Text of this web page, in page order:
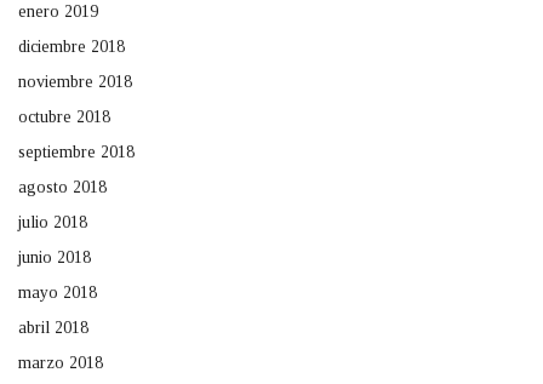
enero 2019
diciembre 2018
noviembre 2018
octubre 2018
septiembre 2018
agosto 2018
julio 2018
junio 2018
mayo 2018
abril 2018
marzo 2018